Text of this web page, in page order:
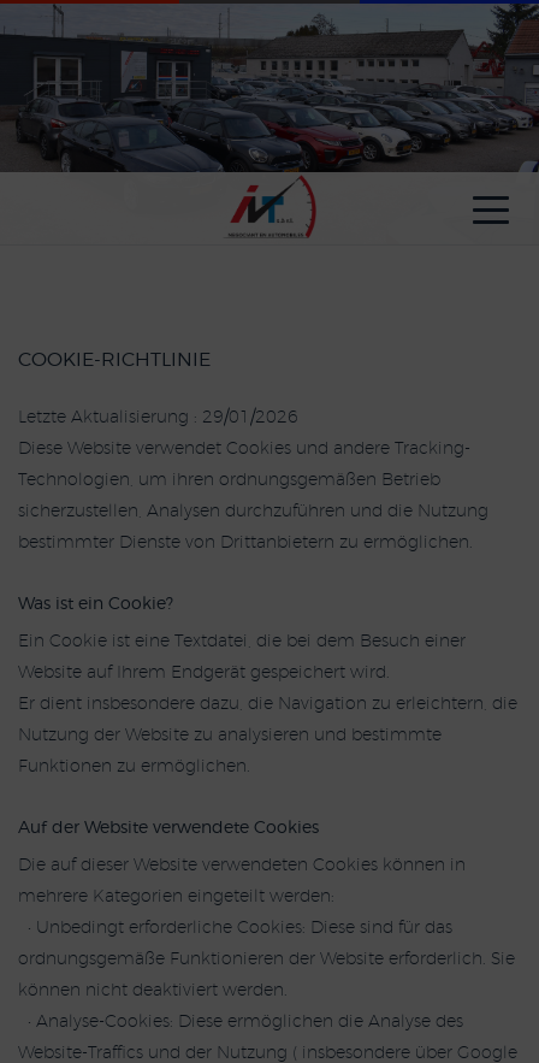
COOKIE-RICHTLINIE
Letzte Aktualisierung : 29/01/2026
Diese Website verwendet Cookies und andere Tracking-
Technologien, um ihren ordnungsgemäßen Betrieb
sicherzustellen, Analysen durchzuführen und die Nutzung
bestimmter Dienste von Drittanbietern zu ermöglichen.
Was ist ein Cookie?
Ein Cookie ist eine Textdatei, die bei dem Besuch einer
Website auf Ihrem Endgerät gespeichert wird.
Er dient insbesondere dazu, die Navigation zu erleichtern, die
Nutzung der Website zu analysieren und bestimmte
Funktionen zu ermöglichen.
Auf der Website verwendete Cookies
Die auf dieser Website verwendeten Cookies können in
mehrere Kategorien eingeteilt werden:
• Unbedingt erforderliche Cookies: Diese sind für das
ordnungsgemäße Funktionieren der Website erforderlich. Sie
können nicht deaktiviert werden.
• Analyse-Cookies: Diese ermöglichen die Analyse des
Website-Traffics und der Nutzung ( insbesondere über Google
Cookie-Einstellungen